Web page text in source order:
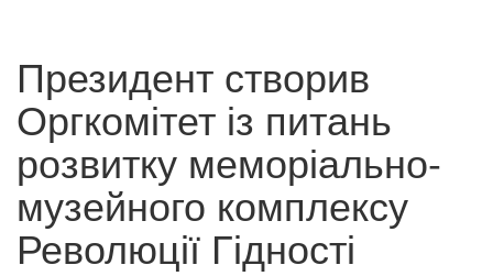
Президент створив
Оргкомітет із питань
розвитку меморіально-
музейного комплексу
Революції Гідності